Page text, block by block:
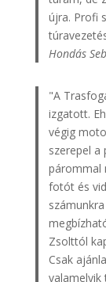
újra. Profi
Hondás
"A
izgatott.
végig
szerepel a
párommal
fotót és
Zsolttól
Csak
valamelyik